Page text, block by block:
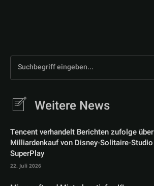
Suchbegriff eingeben...
Weitere News
Tencent verhandelt Berichten zufolge über
Milliardenkauf von Disney-Solitaire-Studio
SuperPlay
22. Juli 2026